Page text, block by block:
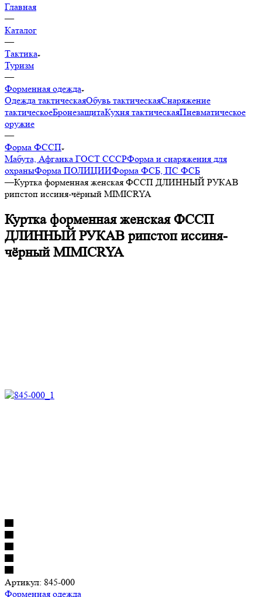
Главная
—
Каталог
—
Тактика
Туризм
—
Форменная одежда
Одежда тактическаяОбувь тактическаяСнаряжение
тактическоеБронезащитаКухня тактическаяПневматическое
оружие
—
Форма ФССП
Мабута, Афганка ГОСТ СССРФорма и снаряжения для
охраныФорма ПОЛИЦИИФорма ФСБ, ПС ФСБ
—Куртка форменная женская ФССП ДЛИННЫЙ РУКАВ
рипстоп иссиня-чёрный MIMICRYA
Куртка форменная женская ФССП
ДЛИННЫЙ РУКАВ рипстоп иссиня-
чёрный MIMICRYA
Артикул: 845-000
Форменная одежда